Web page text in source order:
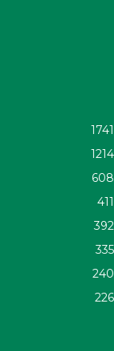
1741
1214
608
411
392
335
240
226